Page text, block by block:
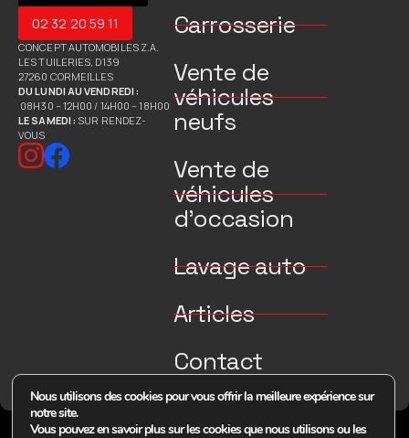
02 32 20 59 11
CONCEPT AUTOMOBILES Z.A.
LES TUILERIES, D139
27260 CORMEILLES
DU LUNDI AU VENDREDI :
08H30 – 12H00 / 14H00 – 18H00
LE SAMEDI : SUR RENDEZ-
VOUS
Carrosserie
Vente de
véhicules
neufs
Vente de
véhicules
d’occasion
Lavage auto
Articles
Contact
© 2026 Tous droits réservés Concept Auto
Nous utilisons des cookies pour vous offrir la meilleure expérience sur
notre site.
Vous pouvez en savoir plus sur les cookies que nous utilisons ou les